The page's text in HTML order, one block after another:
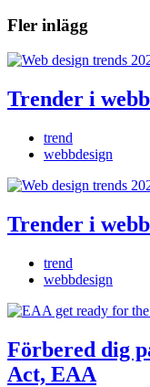
Fler inlägg
Trender i
trend
webbdesign
Trender i
trend
webbdesign
Förbered dig
Act, EAA